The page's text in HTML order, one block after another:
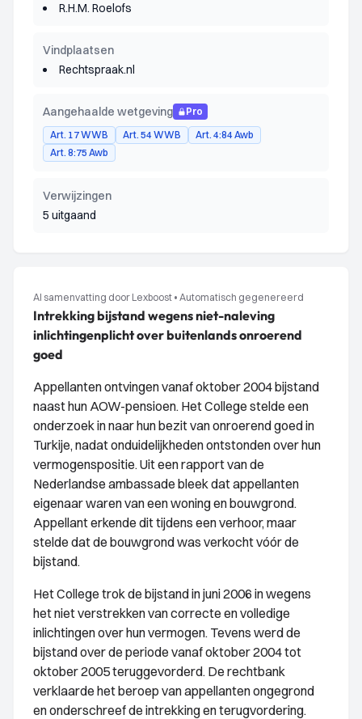
R.H.M. Roelofs
Vindplaatsen
Rechtspraak.nl
Aangehaalde wetgeving
Pro
Art. 17 WWB
Art. 54 WWB
Art. 4:84 Awb
Art. 8:75 Awb
Verwijzingen
5 uitgaand
AI samenvatting door Lexboost • Automatisch gegenereerd
Intrekking bijstand wegens niet-naleving
inlichtingenplicht over buitenlands onroerend
goed
Appellanten ontvingen vanaf oktober 2004 bijstand
naast hun AOW-pensioen. Het College stelde een
onderzoek in naar hun bezit van onroerend goed in
Turkije, nadat onduidelijkheden ontstonden over hun
vermogenspositie. Uit een rapport van de
Nederlandse ambassade bleek dat appellanten
eigenaar waren van een woning en bouwgrond.
Appellant erkende dit tijdens een verhoor, maar
stelde dat de bouwgrond was verkocht vóór de
bijstand.
Het College trok de bijstand in juni 2006 in wegens
het niet verstrekken van correcte en volledige
inlichtingen over hun vermogen. Tevens werd de
bijstand over de periode vanaf oktober 2004 tot
oktober 2005 teruggevorderd. De rechtbank
verklaarde het beroep van appellanten ongegrond
en onderschreef de intrekking en terugvordering.